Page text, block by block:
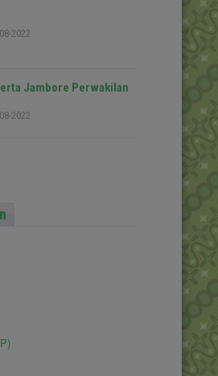
2022
Jambore Perwakilan
2022